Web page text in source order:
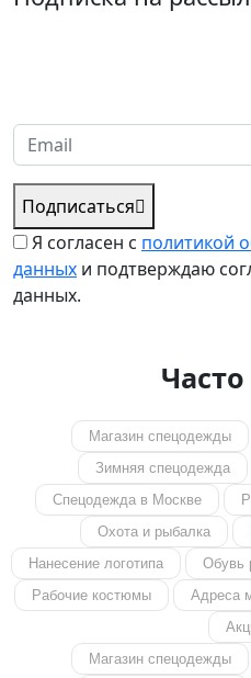
Подписаться
Я согласен с политикой
данных и подтверждаю
данных.
Магазин спецодежды
Зимняя спецодежда
Спецодежда в Москве
Охота и рыбалка
Нанесение логотипа
Обувь
Рабочие костюмы
Адреса
Магазин спецодежды